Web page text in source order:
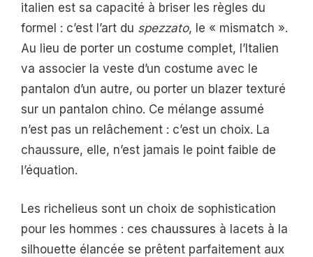
italien est sa capacité à briser les règles du
formel : c’est l’art du spezzato, le « mismatch ».
Au lieu de porter un costume complet, l’Italien
va associer la veste d’un costume avec le
pantalon d’un autre, ou porter un blazer texturé
sur un pantalon chino. Ce mélange assumé
n’est pas un relâchement : c’est un choix. La
chaussure, elle, n’est jamais le point faible de
l’équation.
Les richelieus sont un choix de sophistication
pour les hommes : ces chaussures à lacets à la
silhouette élancée se prêtent parfaitement aux